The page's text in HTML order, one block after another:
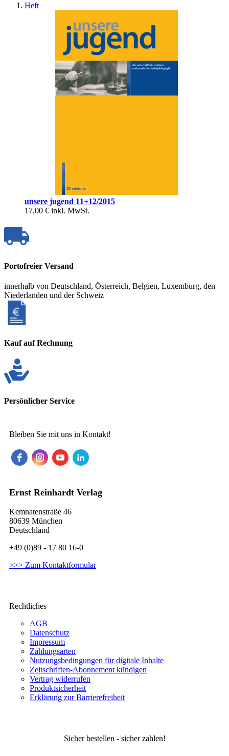
Heft
unsere jugend 11+12/2015
17,00 € inkl. MwSt.
Portofreier Versand
innerhalb von Deutschland, Österreich, Belgien, Luxemburg, den
Niederlanden und der Schweiz
Kauf auf Rechnung
Persönlicher Service
Bleiben Sie mit uns in Kontakt!
Ernst Reinhardt Verlag
Kemnatenstraße 46
80639 München
Deutschland
+49 (0)89 - 17 80 16-0
>>> Zum Kontaktformular
Rechtliches
AGB
Datenschutz
Impressum
Zahlungsarten
Nutzungsbedingungen für digitale Inhalte
Zeitschriften-Abonnement kündigen
Vertrag widerrufen
Produktsicherheit
Erklärung zur Barrierefreiheit
Sicher bestellen - sicher zahlen!